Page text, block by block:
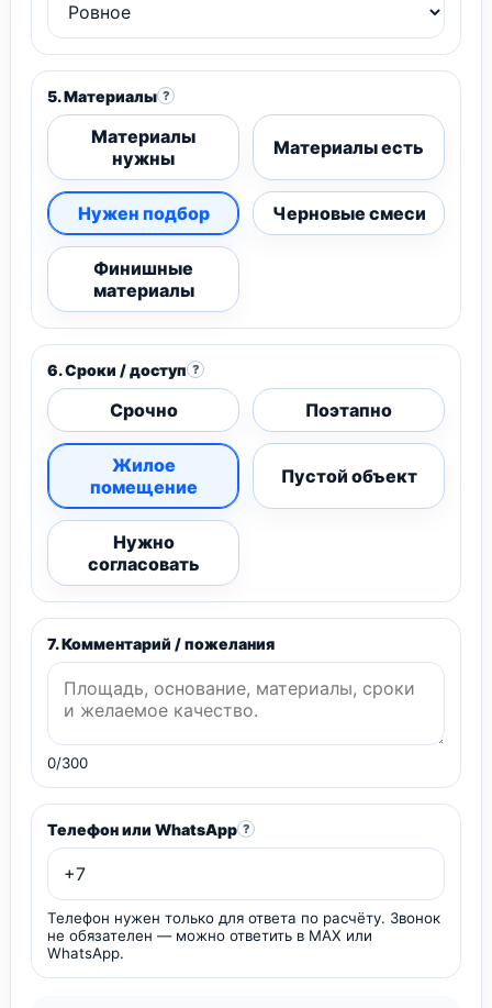
5. Материалы ?
Материалы
нужны
Материалы есть
Нужен подбор Черновые смеси
Финишные
материалы
6. Сроки / доступ ?
Срочно Поэтапно
Жилое
помещение
Пустой объект
Нужно
согласовать
7. Комментарий / пожелания
0/300
Телефон или WhatsApp ?
Телефон нужен только для ответа по расчёту. Звонок
не обязателен — можно ответить в MAX или
WhatsApp.